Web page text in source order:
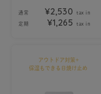
通常 ¥2,530 tax in
定期 ¥1,265 tax in
アウトドア対策+
保湿もできる日焼け止め